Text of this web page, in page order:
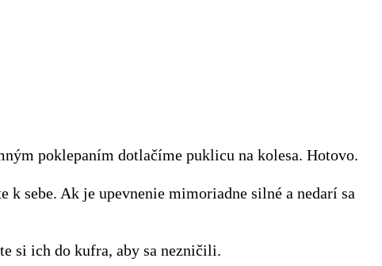
poklepaním dotlačíme puklicu na kolesa. Hotovo.
sebe. Ak je upevnenie mimoriadne silné a nedarí sa
si ich do kufra, aby sa nezničili.